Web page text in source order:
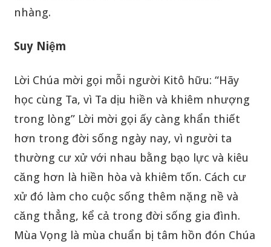
nhàng.
Suy Niệm
Lời Chúa mời gọi mỗi người Kitô hữu: “Hãy
học cùng Ta, vì Ta dịu hiền và khiêm nhượng
trong lòng” Lời mời gọi ấy càng khẩn thiết
hơn trong đời sống ngày nay, vì người ta
thường cư xử với nhau bằng bạo lực và kiêu
căng hơn là hiền hòa và khiêm tốn. Cách cư
xử đó làm cho cuộc sống thêm nặng nề và
căng thẳng, kể cả trong đời sống gia đình.
Mùa Vọng là mùa chuẩn bị tâm hồn đón Chúa